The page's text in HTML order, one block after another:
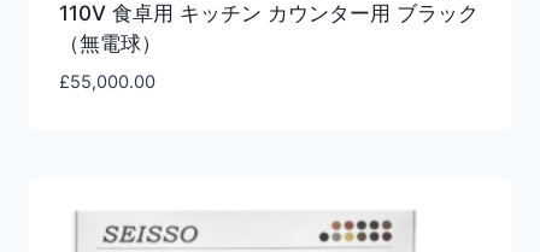
110V 食卓用 キッチン カウンター用 ブラック
（無電球）
£55,000.00